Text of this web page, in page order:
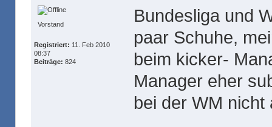
Vorstand
Registriert: 11. Feb 2010
08:37
Beiträge: 824
Bundesliga und
paar Schuhe,
beim kicker-
Manager eher
bei der WM